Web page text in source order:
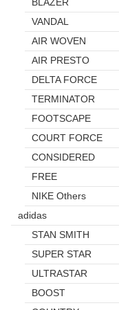
VANDAL
AIR WOVEN
AIR PRESTO
DELTA FORCE
TERMINATOR
FOOTSCAPE
COURT FORCE
CONSIDERED
FREE
NIKE Others
adidas
STAN SMITH
SUPER STAR
ULTRASTAR
BOOST